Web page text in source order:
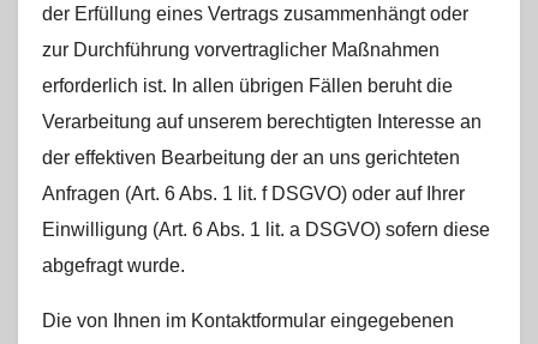
der Erfüllung eines Vertrags zusammenhängt oder
zur Durchführung vorvertraglicher Maßnahmen
erforderlich ist. In allen übrigen Fällen beruht die
Verarbeitung auf unserem berechtigten Interesse an
der effektiven Bearbeitung der an uns gerichteten
Anfragen (Art. 6 Abs. 1 lit. f DSGVO) oder auf Ihrer
Einwilligung (Art. 6 Abs. 1 lit. a DSGVO) sofern diese
abgefragt wurde.
Die von Ihnen im Kontaktformular eingegebenen